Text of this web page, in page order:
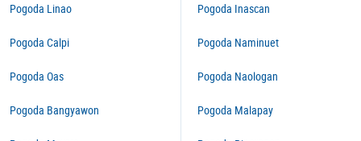
Pogoda Linao
Pogoda Calpi
Pogoda Oas
Pogoda Bangyawon
Pogoda Inascan
Pogoda Naminuet
Pogoda Naologan
Pogoda Malapay